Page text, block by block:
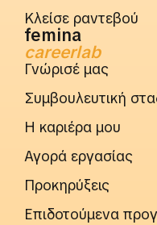
Κλείσε ραντεβού
femina
careerlab
Γνώρισέ μας
Συμβουλευτική
Η καριέρα μου
Αγορά εργασίας
Προκηρύξεις
Επιδοτούμενα